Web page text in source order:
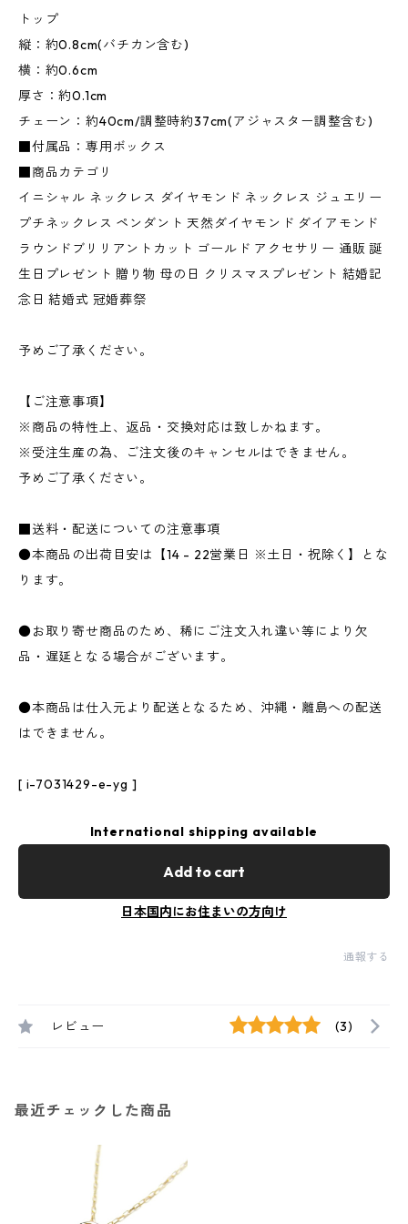
トップ
縦：約0.8cm(バチカン含む)
横：約0.6cm
厚さ：約0.1cm
チェーン：約40cm/調整時約37cm(アジャスター調整含む)
■付属品：専用ボックス
■商品カテゴリ
イニシャル ネックレス ダイヤモンド ネックレス ジュエリー
プチネックレス ペンダント 天然ダイヤモンド ダイアモンド
ラウンドブリリアントカット ゴールド アクセサリー 通販 誕
生日プレゼント 贈り物 母の日 クリスマスプレゼント 結婚記
念日 結婚式 冠婚葬祭
予めご了承ください。
【ご注意事項】
※商品の特性上、返品・交換対応は致しかねます。
※受注生産の為、ご注文後のキャンセルはできません。
予めご了承ください。
■送料・配送についての注意事項
●本商品の出荷目安は【14 - 22営業日 ※土日・祝除く】とな
ります。
●お取り寄せ商品のため、稀にご注文入れ違い等により欠
品・遅延となる場合がございます。
●本商品は仕入元より配送となるため、沖縄・離島への配送
はできません。
[ i-7031429-e-yg ]
International shipping available
Add to cart
日本国内にお住まいの方向け
通報する
レビュー (3)
最近チェックした商品